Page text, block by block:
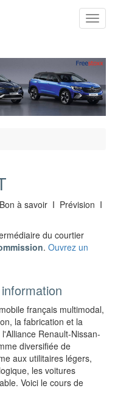
à savoir I Prévision I
du courtier
. Ouvrez un
français multimodal,
la fabrication et la
Renault-Nissan-
diversifiée de
aux utilitaires légers,
les voitures
Voici le cours de